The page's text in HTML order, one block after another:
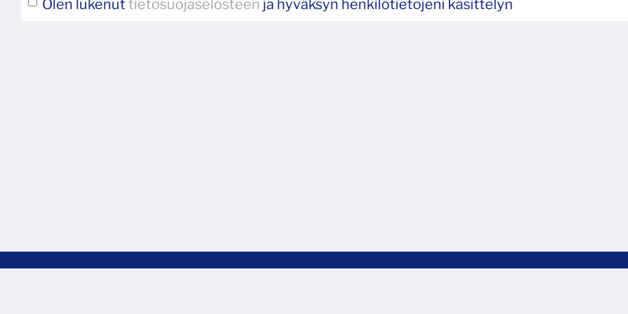
Olen lukenut tietosuojaselosteen ja hyväksyn henkilötietojeni käsittelyn